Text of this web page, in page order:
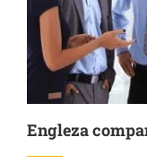
Engleza